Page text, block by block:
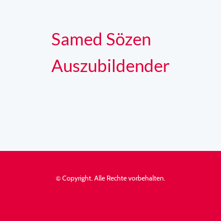
Samed Sözen
Auszubildender
© Copyright. Alle Rechte vorbehalten.